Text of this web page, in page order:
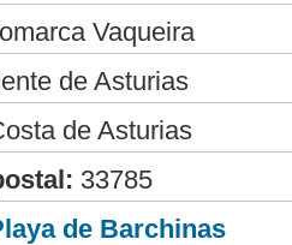
Vaqueira
de Asturias
de Asturias
33785
de Barchinas